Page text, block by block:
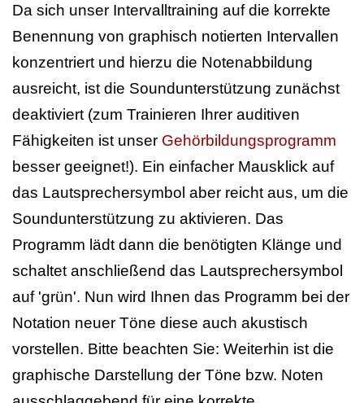
Da sich unser Intervalltraining auf die korrekte
Benennung von graphisch notierten Intervallen
konzentriert und hierzu die Notenabbildung
ausreicht, ist die Soundunterstützung zunächst
deaktiviert (zum Trainieren Ihrer auditiven
Fähigkeiten ist unser Gehörbildungsprogramm
besser geeignet!). Ein einfacher Mausklick auf
das Lautsprechersymbol aber reicht aus, um die
Soundunterstützung zu aktivieren. Das
Programm lädt dann die benötigten Klänge und
schaltet anschließend das Lautsprechersymbol
auf 'grün'. Nun wird Ihnen das Programm bei der
Notation neuer Töne diese auch akustisch
vorstellen. Bitte beachten Sie: Weiterhin ist die
graphische Darstellung der Töne bzw. Noten